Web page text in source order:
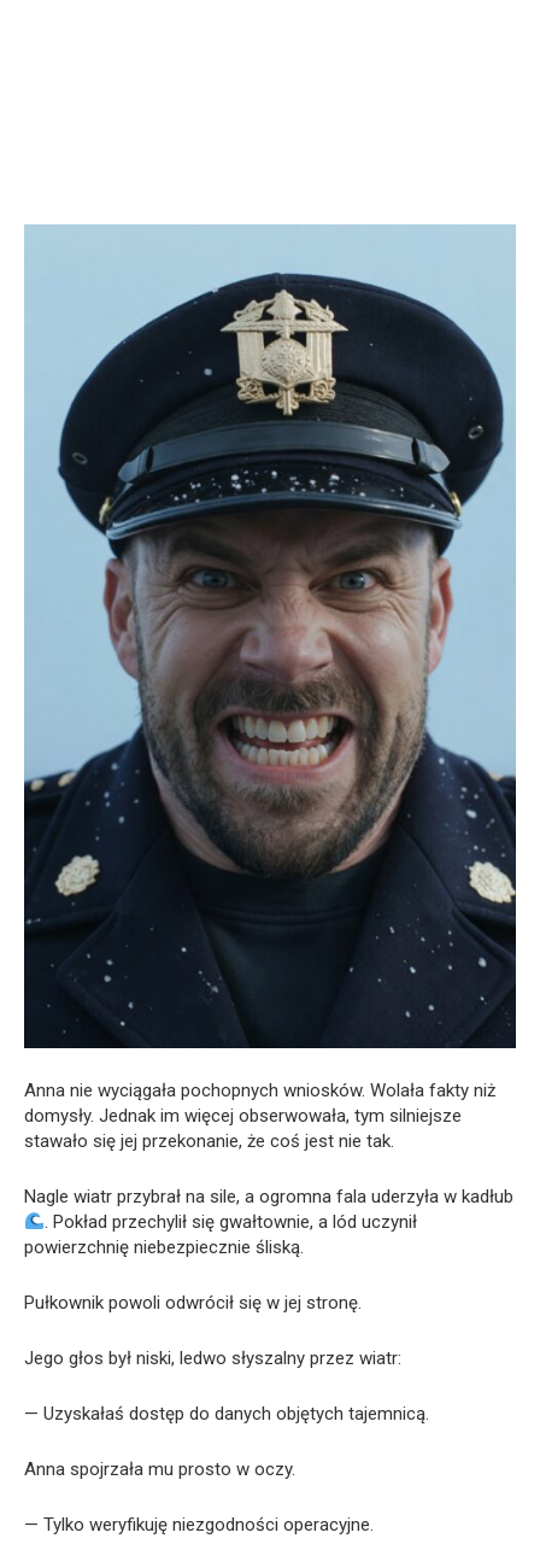
Anna nie wyciągała pochopnych wniosków. Wolała fakty niż
domysły. Jednak im więcej obserwowała, tym silniejsze
stawało się jej przekonanie, że coś jest nie tak.
Nagle wiatr przybrał na sile, a ogromna fala uderzyła w kadłub
. Pokład przechylił się gwałtownie, a lód uczynił
powierzchnię niebezpiecznie śliską.
Pułkownik powoli odwrócił się w jej stronę.
Jego głos był niski, ledwo słyszalny przez wiatr:
— Uzyskałaś dostęp do danych objętych tajemnicą.
Anna spojrzała mu prosto w oczy.
— Tylko weryfikuję niezgodności operacyjne.